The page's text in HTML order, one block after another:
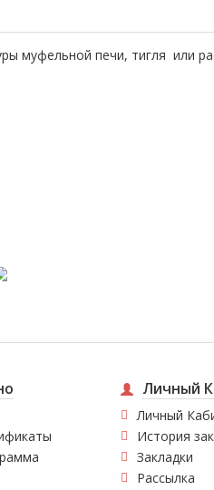
муфельной печи, тигля или
Личный
Личный
История
Закладки
Рассылка